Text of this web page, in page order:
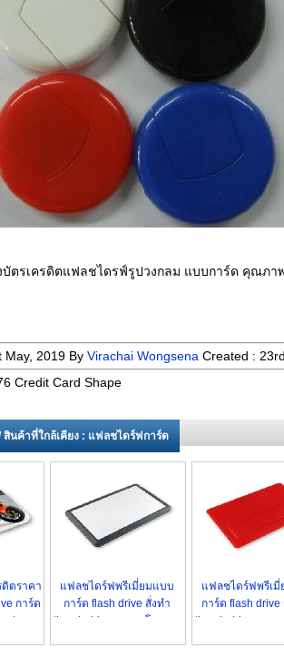
ตรเครดิตแฟลชไดรฟ์รูปวงกลม แบบการ์ด คุณภา
May, 2019 By Virachai Wongsena Created :
Credit Card Shape
สินค้าที่ใกล้เคียง : แฟลชไดร์ฟการ์ด
ตราคา
การ์ด
ท่ๆ
แฟลชไดร์ฟพรีเมี่ยมแบบ
การ์ด flash drive สั่งทำ
thumb drives ราคาโรงงาน
แฟลชไดร์ฟพรีเ
การ์ด flash drive
thumb drives ราคา